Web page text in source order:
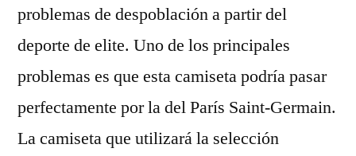
problemas de despoblación a partir del
deporte de elite. Uno de los principales
problemas es que esta camiseta podría pasar
perfectamente por la del París Saint-Germain.
La camiseta que utilizará la selección